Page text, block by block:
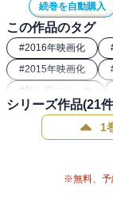
続巻を自動購入
この作品のタグ
#2016年映画化
#2015年映画化
#殺し屋コミック
シリーズ作品(21
1
※無料、予